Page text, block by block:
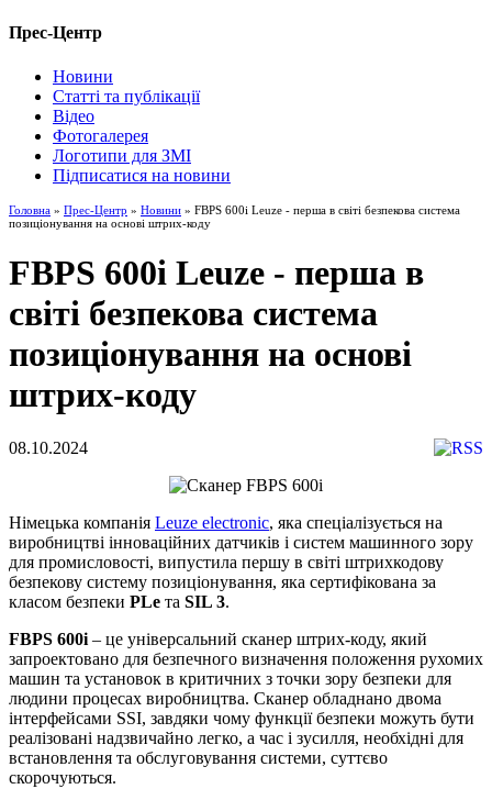
Прес-Центр
Новини
Статті та публікації
Відео
Фотогалерея
Логотипи для ЗМІ
Підписатися на новини
Головна » Прес-Центр » Новини » FBPS 600i Leuze - перша в світі безпекова система
позиціонування на основі штрих-коду
FBPS 600i Leuze - перша в
світі безпекова система
позиціонування на основі
штрих-коду
08.10.2024
Німецька компанія Leuze electronic, яка спеціалізується на
виробництві інноваційних датчиків і систем машинного зору
для промисловості, випустила першу в світі штрихкодову
безпекову систему позиціонування, яка сертифікована за
класом безпеки PLe та SIL 3.
FBPS 600i– це універсальний сканер штрих-коду, який
запроектовано для безпечного визначення положення рухомих
машин та установок в критичних з точки зору безпеки для
людини процесах виробництва. Сканер обладнано двома
інтерфейсами SSI, завдяки чому функції безпеки можуть бути
реалізовані надзвичайно легко, а час і зусилля, необхідні для
встановлення та обслуговування системи, суттєво
скорочуються.